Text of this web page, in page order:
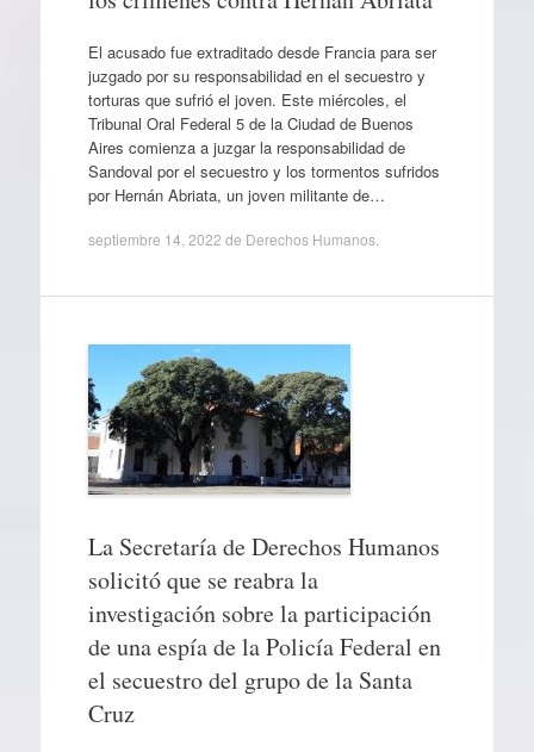
El acusado fue extraditado desde Francia para ser
juzgado por su responsabilidad en el secuestro y
torturas que sufrió el joven. Este miércoles, el
Tribunal Oral Federal 5 de la Ciudad de Buenos
Aires comienza a juzgar la responsabilidad de
Sandoval por el secuestro y los tormentos sufridos
por Hernán Abriata, un joven militante de…
septiembre 14, 2022 de Derechos Humanos.
La Secretaría de Derechos Humanos
solicitó que se reabra la
investigación sobre la participación
de una espía de la Policía Federal en
el secuestro del grupo de la Santa
Cruz